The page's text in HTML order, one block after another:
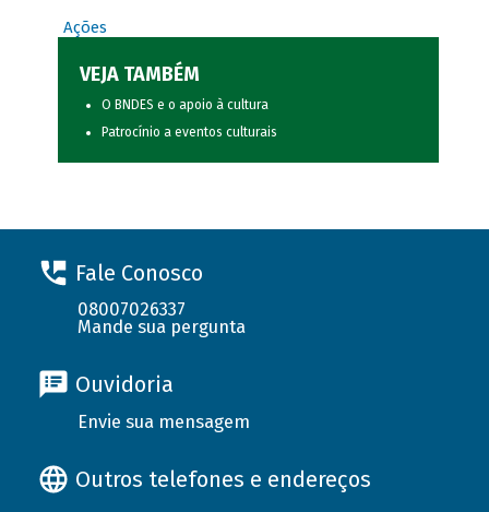
Ações
VEJA TAMBÉM
O BNDES e o apoio à cultura
Patrocínio a eventos culturais
Fale Conosco
08007026337
Mande sua pergunta
Ouvidoria
Envie sua mensagem
Outros telefones e endereços